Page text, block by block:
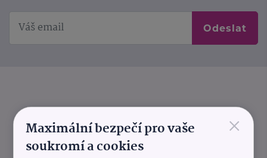
Odeslat
×
Maximální bezpečí pro vaše
soukromí a cookies